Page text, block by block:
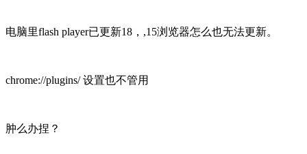
电脑里flash player已更新18，,15浏览器怎么也无法更新。
chrome://plugins/ 设置也不管用
肿么办捏？